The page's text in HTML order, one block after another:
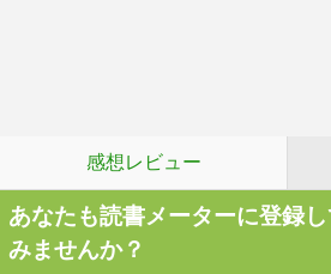
感想レビュー
あなたも読書メーターに登録
みませんか？